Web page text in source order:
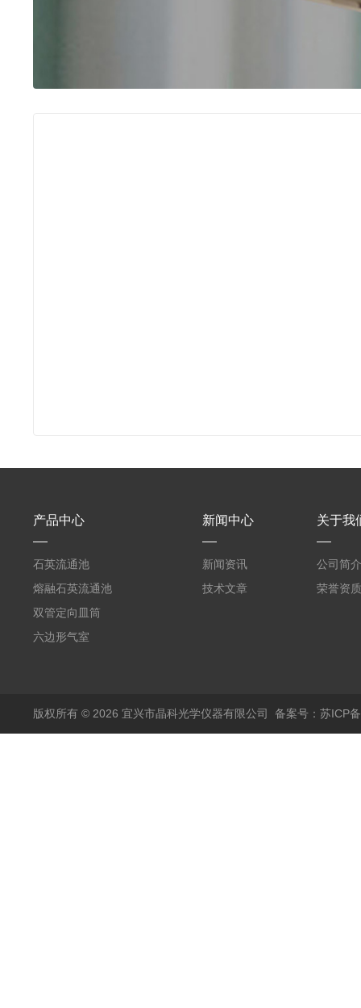
产品中心
石英流通池
熔融石英流通池
双管定向皿筒
六边形气室
新闻中心
新闻资讯
技术文章
关于我
公司简介
荣誉资质
版权所有 © 2026 宜兴市晶科光学仪器有限公司 备案号：苏ICP